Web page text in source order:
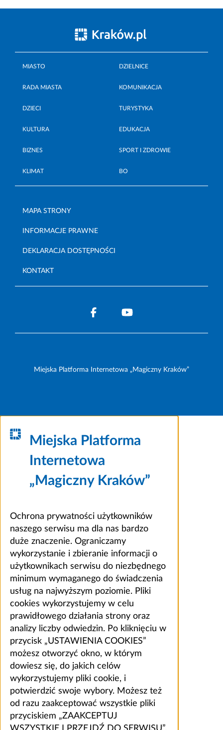
MIASTO DZIELNICE
RADA MIASTA KOMUNIKACJA
DZIECI TURYSTYKA
KULTURA EDUKACJA
BIZNES SPORT I ZDROWIE
KLIMAT BO
MAPA STRONY
INFORMACJE PRAWNE
DEKLARACJA DOSTĘPNOŚCI
KONTAKT
Miejska Platforma Internetowa „Magiczny Kraków”
Miejska Platforma
Internetowa
„Magiczny Kraków”
Ochrona prywatności użytkowników
naszego serwisu ma dla nas bardzo
duże znaczenie. Ograniczamy
wykorzystanie i zbieranie informacji o
użytkownikach serwisu do niezbędnego
minimum wymaganego do świadczenia
usług na najwyższym poziomie. Pliki
cookies wykorzystujemy w celu
prawidłowego działania strony oraz
analizy liczby odwiedzin. Po kliknięciu w
przycisk „USTAWIENIA COOKIES”
możesz otworzyć okno, w którym
dowiesz się, do jakich celów
wykorzystujemy pliki cookie, i
potwierdzić swoje wybory. Możesz też
od razu zaakceptować wszystkie pliki
przyciskiem „ZAAKCEPTUJ